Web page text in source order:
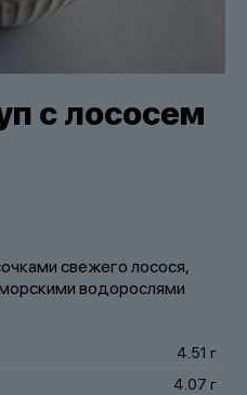
с лососем
свежего лосося,
водорослями
4.51 г
4.07 г